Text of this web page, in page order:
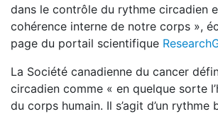
dans le contrôle du rythme circadien
cohérence interne de notre corps »,
page du portail scientifique
La Société canadienne du cancer
circadien comme « en quelque sorte
du corps humain. Il s’agit d’un rythme